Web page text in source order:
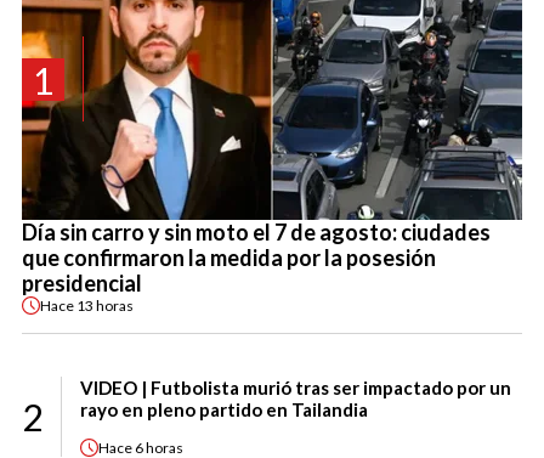
1
Día sin carro y sin moto el 7 de agosto: ciudades
que confirmaron la medida por la posesión
presidencial
Hace 13 horas
2
VIDEO | Futbolista murió tras ser impactado por un
rayo en pleno partido en Tailandia
Hace 6 horas